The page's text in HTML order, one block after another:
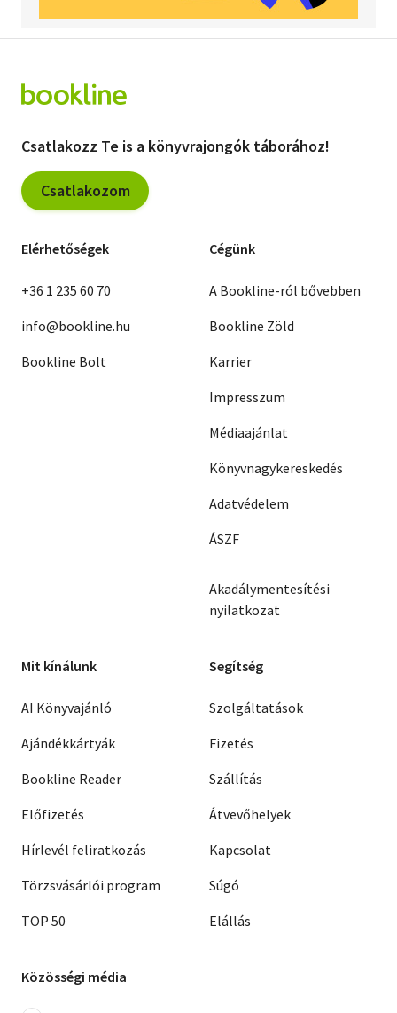
Csatlakozz Te is a könyvrajongók táborához!
Csatlakozom
Elérhetőségek
+36 1 235 60 70
info@bookline.hu
Bookline Bolt
Cégünk
A Bookline-ról bővebben
Bookline Zöld
Karrier
Impresszum
Médiaajánlat
Könyvnagykereskedés
Adatvédelem
ÁSZF
Akadálymentesítési
nyilatkozat
Mit kínálunk
AI Könyvajánló
Ajándékkártyák
Bookline Reader
Előfizetés
Hírlevél feliratkozás
Törzsvásárlói program
TOP 50
Segítség
Szolgáltatások
Fizetés
Szállítás
Átvevőhelyek
Kapcsolat
Súgó
Elállás
Közösségi média